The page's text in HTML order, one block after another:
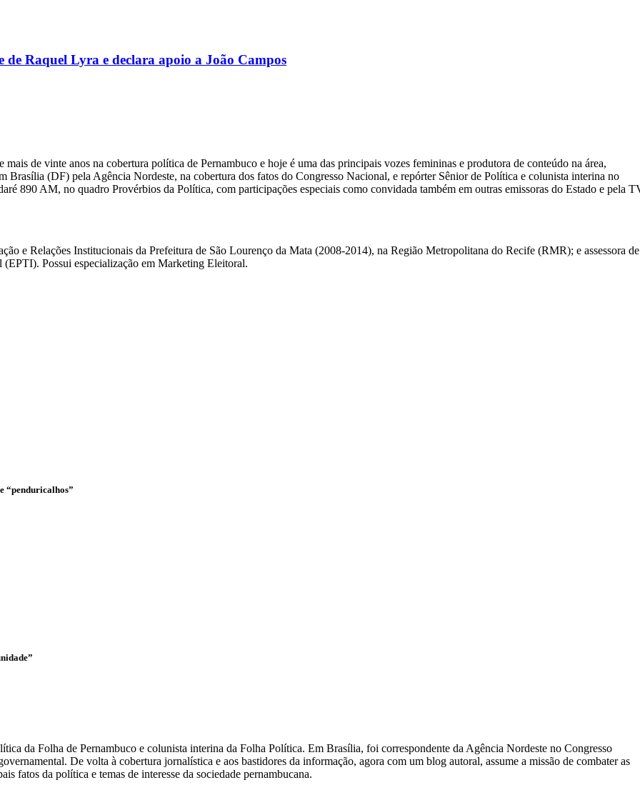
Raquel Lyra e declara apoio a João Campos
de vinte anos na cobertura política de Pernambuco e hoje é uma das principais vozes femininas e produtora de conteúdo na área,
Brasília (DF) pela Agência Nordeste, na cobertura dos fatos do Congresso Nacional, e repórter Sênior de Política e colunista interina no
890 AM, no quadro Provérbios da Política, com participações especiais como convidada também em outras emissoras do Estado e pela
e Relações Institucionais da Prefeitura de São Lourenço da Mata (2008-2014), na Região Metropolitana do Recife (RMR); e assessora de
Possui especialização em Marketing Eleitoral.
“penduricalhos”
da Folha de Pernambuco e colunista interina da Folha Política. Em Brasília, foi correspondente da Agência Nordeste no Congresso
De volta à cobertura jornalística e aos bastidores da informação, agora com um blog autoral, assume a missão de combater as
fatos da política e temas de interesse da sociedade pernambucana.